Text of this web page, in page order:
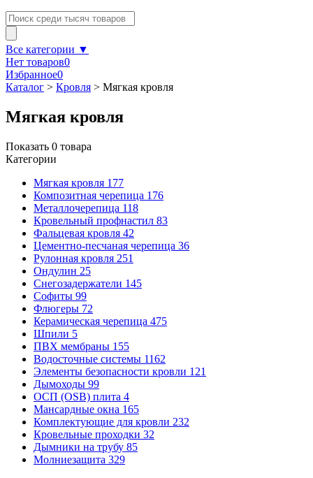
Все категории ▼
Нет товаров0
Избранное0
Каталог > Кровля > Мягкая кровля
Мягкая кровля
Показать 0 товара
Категории
Мягкая кровля 177
Композитная черепица 176
Металлочерепица 118
Кровельный профнастил 83
Фальцевая кровля 42
Цементно-песчаная черепица 36
Рулонная кровля 251
Ондулин 25
Снегозадержатели 145
Софиты 99
Флюгеры 72
Керамическая черепица 475
Шпили 5
ПВХ мембраны 155
Водосточные системы 1162
Элементы безопасности кровли 121
Дымоходы 99
ОСП (OSB) плита 4
Мансардные окна 165
Комплектующие для кровли 232
Кровельные проходки 32
Дымники на трубу 85
Молниезащита 329